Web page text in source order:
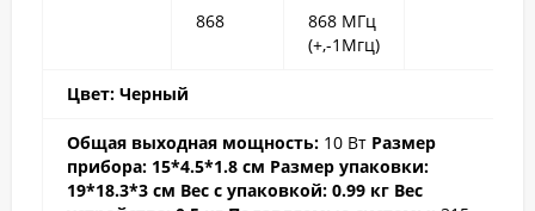
868
868 МГц
(+,-1Мгц)
Цвет: Черный
Общая выходная мощность: 10 Вт Размер
прибора: 15*4.5*1.8 cм Размер упаковки:
19*18.3*3 см Вес с упаковкой: 0.99 кг Вес